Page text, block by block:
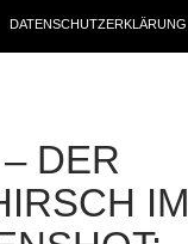
DATENSCHUTZERKLÄRUNG
DER
IM